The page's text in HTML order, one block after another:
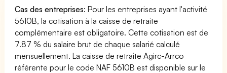
Cas des entreprises: Pour les entreprises ayant l'activité
5610B, la cotisation à la caisse de retraite
complémentaire est obligatoire. Cette cotisation est de
7.87 % du salaire brut de chaque salarié calculé
mensuellement. La caisse de retraite Agirc-Arrco
référente pour le code NAF 5610B est disponible sur le